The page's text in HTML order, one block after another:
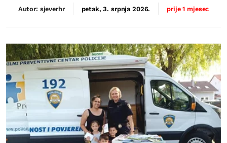
Autor: sjeverhr petak, 3. srpnja 2026. prije 1 mjesec